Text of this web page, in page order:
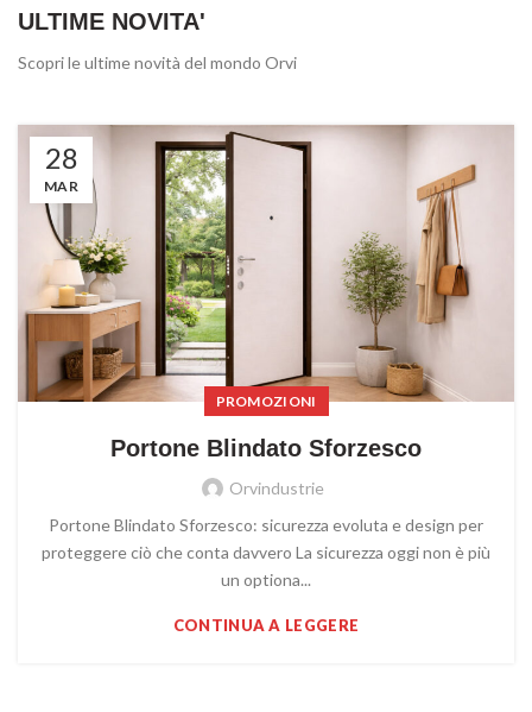
ULTIME NOVITA'
Scopri le ultime novità del mondo Orvi
28
MAR
PROMOZIONI
Portone Blindato Sforzesco
Orvindustrie
Portone Blindato Sforzesco: sicurezza evoluta e design per
proteggere ciò che conta davvero La sicurezza oggi non è più
un optiona...
CONTINUA A LEGGERE